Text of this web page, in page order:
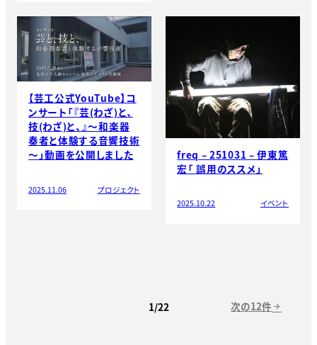
【芸工公式YouTube】コ
ンサート「『芸(わざ)と、
技(わざ)と、』～和楽器
奏者と体験する音響技術
～」動画を公開しました
2025.11.06 プロジェクト
freq – 251031 – 伊東篤
宏「 誤用のススメ」
2025.10.22 イベント
次の12件 arrow_forward
1/22